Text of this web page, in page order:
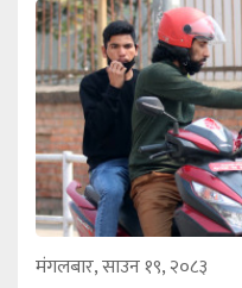
मंगलबार, साउन १९, २०८३